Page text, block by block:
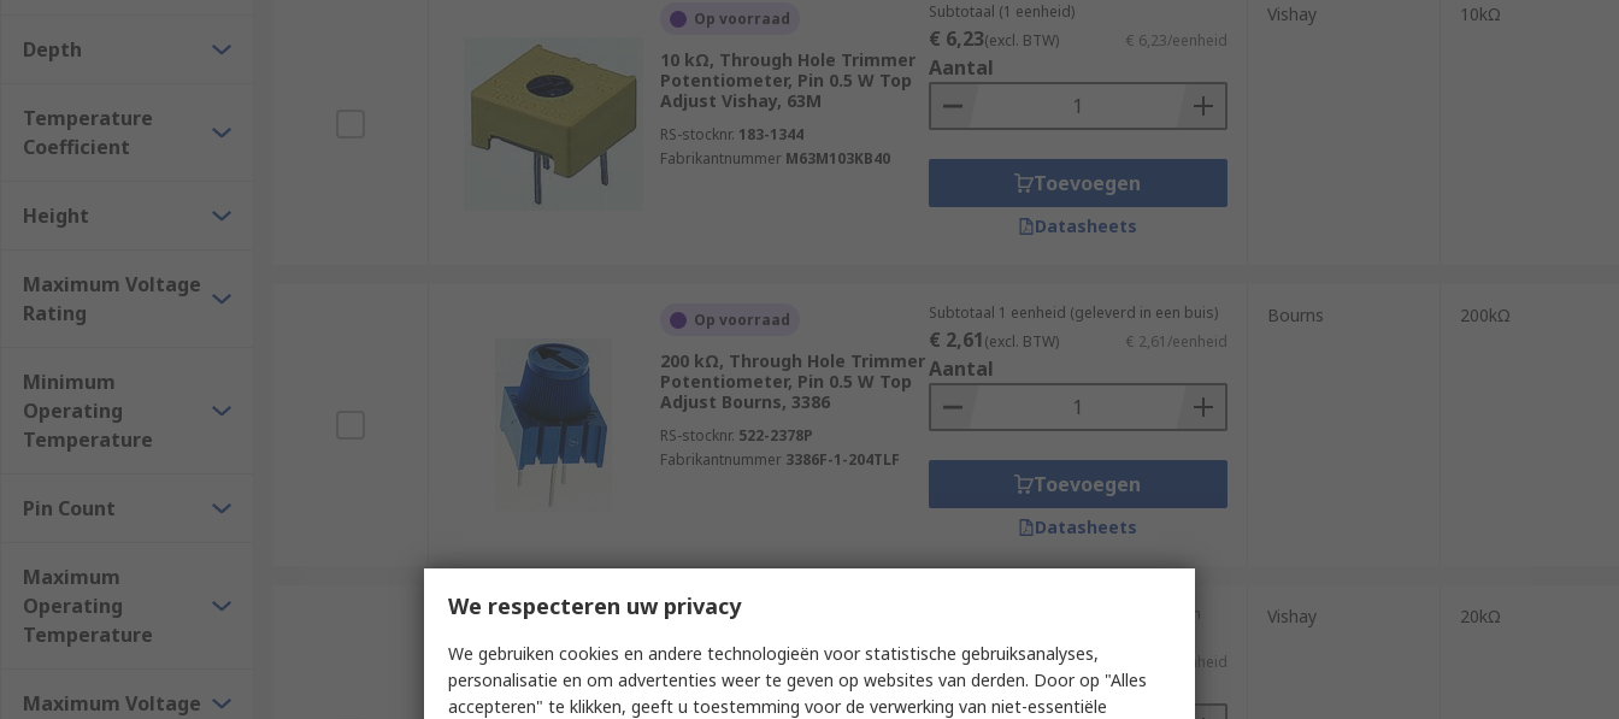
Depth
Temperature
Coefficient
Height
Maximum Voltage
Rating
Minimum
Operating
Temperature
Pin Count
Maximum
Operating
Temperature
Maximum Voltage
Op voorraad
10 kΩ, Through Hole Trimmer
Potentiometer, Pin 0.5 W Top
Adjust Vishay, 63M
RS-stocknr. 183-1344
Fabrikantnummer M63M103KB40
Subtotaal (1 eenheid)
€ 6,23(excl. BTW) € 6,23/eenheid
Aantal
Toevoegen
Datasheets
Vishay 10kΩ
Op voorraad
200 kΩ, Through Hole Trimmer
Potentiometer, Pin 0.5 W Top
Adjust Bourns, 3386
RS-stocknr. 522-2378P
Fabrikantnummer 3386F-1-204TLF
Subtotaal 1 eenheid (geleverd in een buis)
€ 2,61(excl. BTW) € 2,61/eenheid
Aantal
Toevoegen
Datasheets
Bourns 200kΩ
Laatste voorraad RS
20 kΩ, Surface Trimmer
Potentiometer, J-Hook 0.25 W
Side Adjust Vishay, TSM4
Subtotaal 5 eenheden (geleverd op een
€ 49,99(excl. BTW) € 9,998/eenheid
Aantal
Vishay 20kΩ
We respecteren uw privacy
We gebruiken cookies en andere technologieën voor statistische gebruiksanalyses,
personalisatie en om advertenties weer te geven op websites van derden. Door op "Alles
accepteren" te klikken, geeft u toestemming voor de verwerking van niet-essentiële